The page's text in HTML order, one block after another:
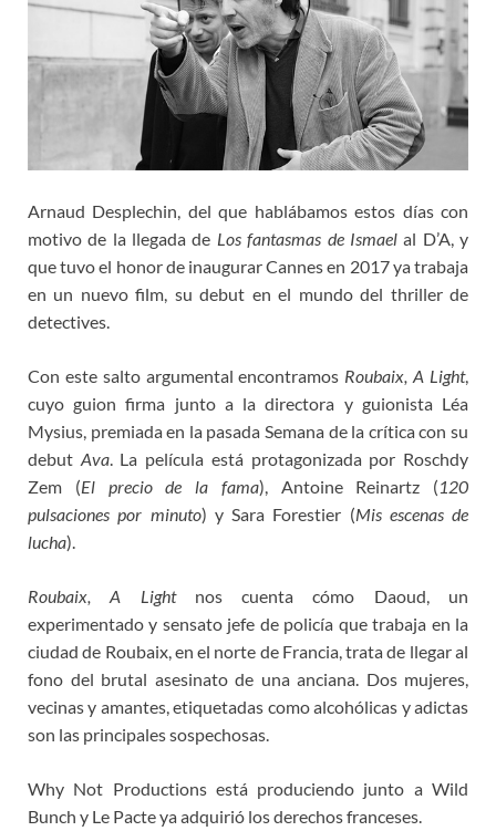
b
o
t
r
o
o
L
i
n
k
a
m
e
e
r
e
s
t
Arnaud Desplechin, del que hablábamos estos días con
motivo de la llegada de Los fantasmas de Ismaelal D’A, y
que tuvo el honor de inaugurar Cannes en 2017 ya trabaja
en un nuevo film, su debut en el mundo del thriller de
detectives.
Con este salto argumental encontramos Roubaix, A Light,
cuyo guion firma junto a la directora y guionista Léa
Mysius, premiada en la pasada Semana de la crítica con su
debut Ava. La película está protagonizada por Roschdy
Zem (El precio de la fama), Antoine Reinartz (120
pulsaciones por minuto) y Sara Forestier (Mis escenas de
lucha).
Roubaix, A Lightnos cuenta cómo Daoud, un
experimentado y sensato jefe de policía que trabaja en la
ciudad de Roubaix, en el norte de Francia, trata de llegar al
fono del brutal asesinato de una anciana. Dos mujeres,
vecinas y amantes, etiquetadas como alcohólicas y adictas
son las principales sospechosas.
Why Not Productions está produciendo junto a Wild
Bunch y Le Pacte ya adquirió los derechos franceses.